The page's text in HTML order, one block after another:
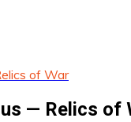
of War
— Relics of